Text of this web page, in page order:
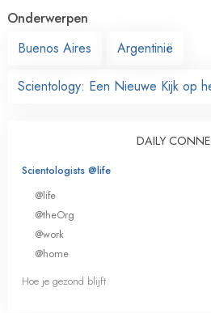
Onderwerpen
Buenos Aires
Argentinië
Scientology: Een Nieuwe Kijk op
DAILY
Scientologists @life
@life
@theOrg
@work
@home
Hoe je gezond blijft